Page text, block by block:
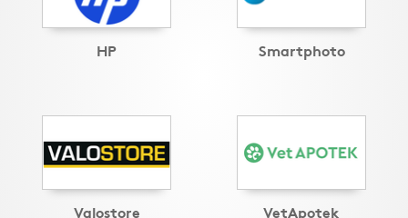
HP Smartphoto
Valostore VetApotek